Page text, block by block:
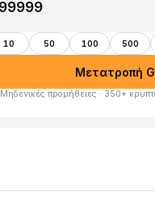
10 50 100 500
Μετατροπή
Μηδενικές προμήθειες · 350+